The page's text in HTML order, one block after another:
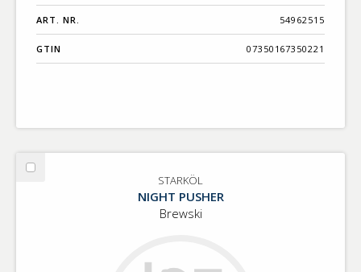
ART. NR. 54962515
GTIN 07350167350221
Välj
STARKÖL
NIGHT PUSHER
Brewski